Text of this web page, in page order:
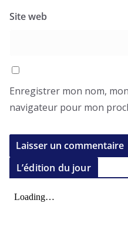
Site web
Enregistrer mon nom,
navigateur pour mon
L’édition du jour